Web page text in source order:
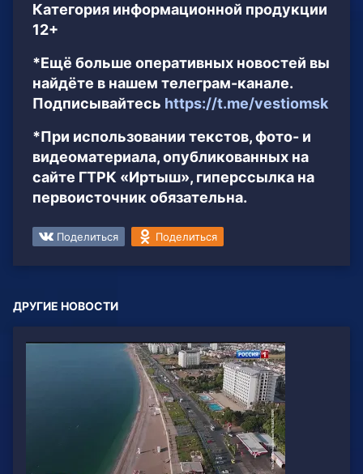
Категория информационной продукции
12+
*Ещё больше оперативных новостей вы
найдёте в нашем телеграм-канале.
Подписывайтесь https://t.me/vestiomsk
*При использовании текстов, фото- и
видеоматериала, опубликованных на
сайте ГТРК «Иртыш», гиперссылка на
первоисточник обязательна.
Поделиться Поделиться
ДРУГИЕ НОВОСТИ